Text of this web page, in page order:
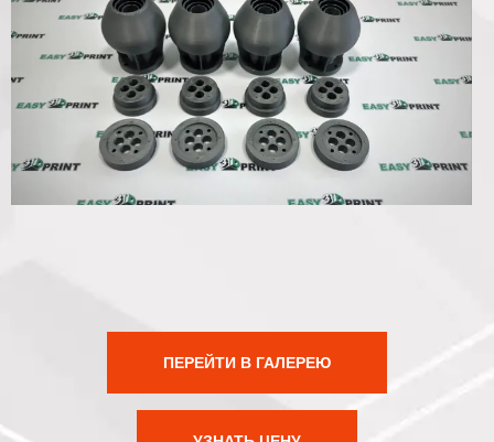
ПЕРЕЙТИ В ГАЛЕРЕЮ